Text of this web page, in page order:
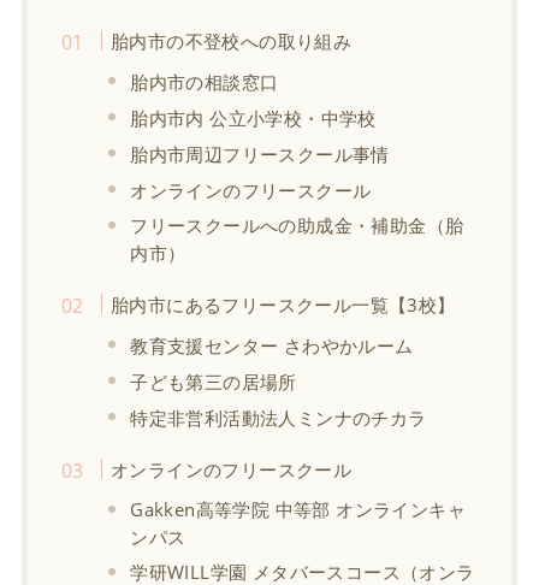
胎内市の不登校への取り組み
胎内市の相談窓口
胎内市内 公立小学校・中学校
胎内市周辺フリースクール事情
オンラインのフリースクール
フリースクールへの助成金・補助金（胎
内市）
胎内市にあるフリースクール一覧【3校】
教育支援センター さわやかルーム
子ども第三の居場所
特定非営利活動法人ミンナのチカラ
オンラインのフリースクール
Gakken高等学院 中等部 オンラインキャ
ンパス
学研WILL学園 メタバースコース（オンラ